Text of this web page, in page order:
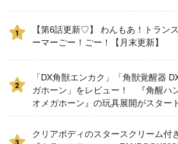
1
【第6話更新♡】 わんもあ！トラン
ーマーごー！ごー！【月末更新】
2
「DX角獣エンカク」「角獣覚醒器
ガホーン」をレビュー！ 『角醒ハ
オメガホーン』の玩具展開がスター
クリアボディのスタースクリーム付